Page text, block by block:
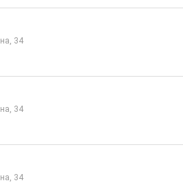
34
34
34